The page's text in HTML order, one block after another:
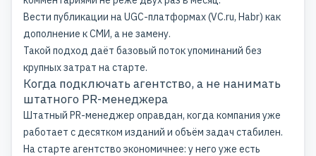
Вести публикации на UGC-платформах (VC.ru, Habr) как
дополнение к СМИ, а не замену.
Такой подход даёт базовый поток упоминаний без
крупных затрат на старте.
Когда подключать агентство, а не нанимать
штатного PR-менеджера
Штатный PR-менеджер оправдан, когда компания уже
работает с десятком изданий и объём задач стабилен.
На старте агентство экономичнее: у него уже есть